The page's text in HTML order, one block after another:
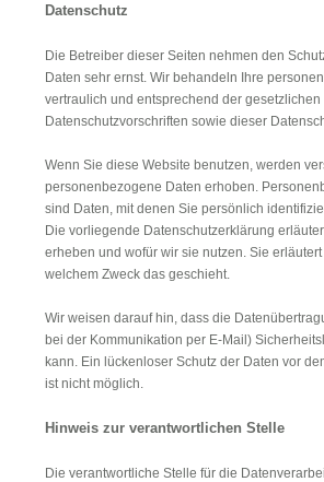
Datenschutz
Die Betreiber dieser Seiten nehmen den
Daten sehr ernst. Wir behandeln Ihre
vertraulich und entsprechend der gesetzlichen
Datenschutzvorschriften sowie dieser
Wenn Sie diese Website benutzen, werden
personenbezogene Daten erhoben.
sind Daten, mit denen Sie persönlich
Die vorliegende Datenschutzerklärung
erheben und wofür wir sie nutzen. Sie
welchem Zweck das geschieht.
Wir weisen darauf hin, dass die
bei der Kommunikation per E-Mail)
kann. Ein lückenloser Schutz der Daten vor
ist nicht möglich.
Hinweis zur verantwortlichen Stelle
Die verantwortliche Stelle für die